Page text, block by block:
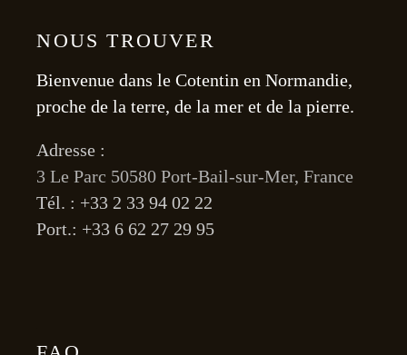
NOUS TROUVER
Bienvenue dans le Cotentin en Normandie,
proche de la terre, de la mer et de la pierre.
Adresse :
3 Le Parc 50580 Port-Bail-sur-Mer, France
Tél. : +33 2 33 94 02 22
Port.: +33 6 62 27 29 95